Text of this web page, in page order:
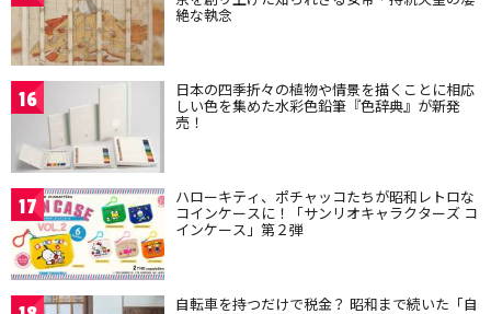
絶な執念
16 日本の四季折々の植物や情景を描くことに相応
しい色を集めた水彩色鉛筆『色辞典』が新発
売！
17 ハローキティ、ポチャッコたちが昭和レトロな
コインケースに！「サンリオキャラクターズ コ
インケース」第２弾
自転車を持つだけで税金？ 昭和まで続いた「自